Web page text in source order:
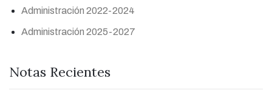
Administración 2022-2024
Administración 2025-2027
Notas Recientes